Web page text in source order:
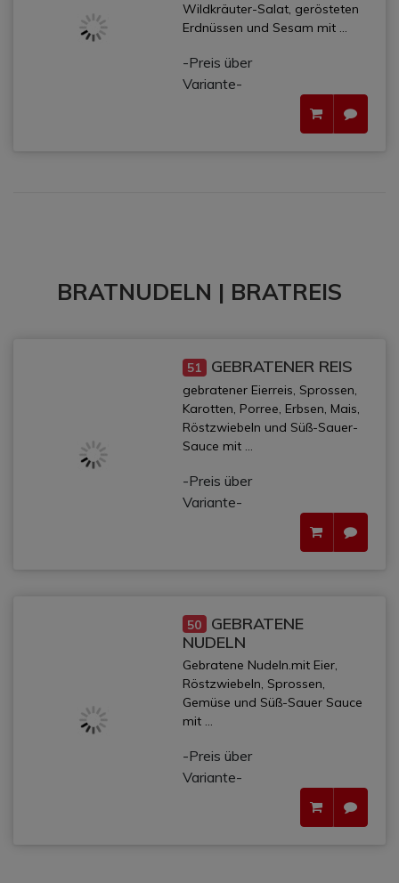
Wildkräuter-Salat, gerösteten
Erdnüssen und Sesam mit ...
-Preis über
Variante-
BRATNUDELN | BRATREIS
51 GEBRATENER REIS
gebratener Eierreis, Sprossen,
Karotten, Porree, Erbsen, Mais,
Röstzwiebeln und Süß-Sauer-
Sauce mit ...
-Preis über
Variante-
50 GEBRATENE
NUDELN
Gebratene Nudeln.mit Eier,
Röstzwiebeln, Sprossen,
Gemüse und Süß-Sauer Sauce
mit ...
-Preis über
Variante-